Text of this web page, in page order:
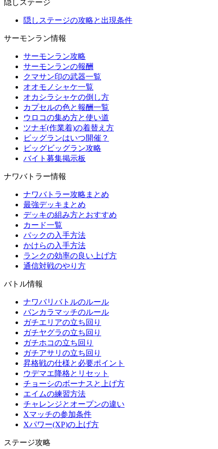
隠しステージ
隠しステージの攻略と出現条件
サーモンラン情報
サーモンラン攻略
サーモンランの報酬
クマサン印の武器一覧
オオモノシャケ一覧
オカシラシャケの倒し方
カプセルの色と報酬一覧
ウロコの集め方と使い道
ツナギ(作業着)の着替え方
ビッグランはいつ開催？
ビッグビッグラン攻略
バイト募集掲示板
ナワバトラー情報
ナワバトラー攻略まとめ
最強デッキまとめ
デッキの組み方とおすすめ
カード一覧
パックの入手方法
かけらの入手方法
ランクの効率の良い上げ方
通信対戦のやり方
バトル情報
ナワバリバトルのルール
バンカラマッチのルール
ガチエリアの立ち回り
ガチヤグラの立ち回り
ガチホコの立ち回り
ガチアサリの立ち回り
昇格戦の仕様と必要ポイント
ウデマエ降格とリセット
チョーシのボーナスと上げ方
エイムの練習方法
チャレンジとオープンの違い
Xマッチの参加条件
Xパワー(XP)の上げ方
ステージ攻略